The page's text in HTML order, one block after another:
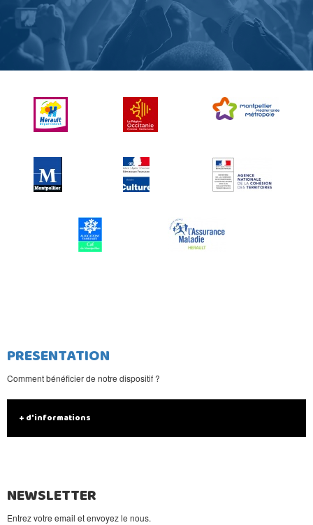
PRESENTATION
Comment bénéficier de notre dispositif ?
+ d'informations
NEWSLETTER
Entrez votre email et envoyez le nous.